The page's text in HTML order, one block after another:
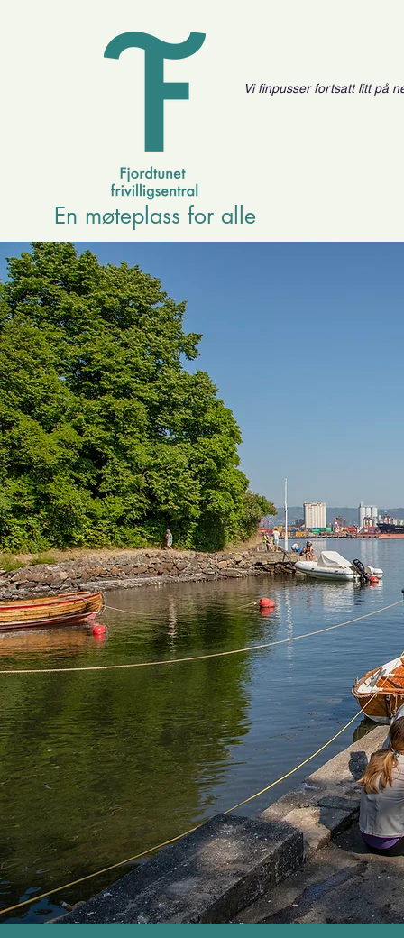
Vi finpusser fortsatt litt på
En møteplass for alle